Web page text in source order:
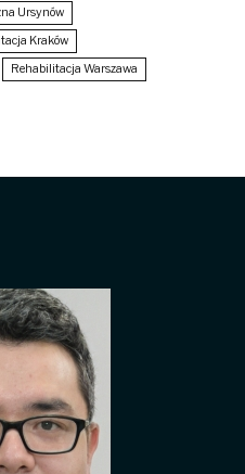
Ursynów
Kraków
Rehabilitacja Warszawa